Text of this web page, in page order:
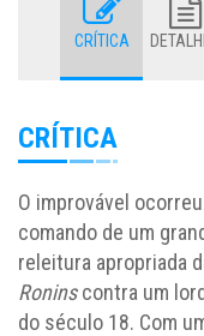
CRÍTICA
CRÍTICA
O improvável
comando de um
releitura apropriada
Roninscontra um
do século 18. Com